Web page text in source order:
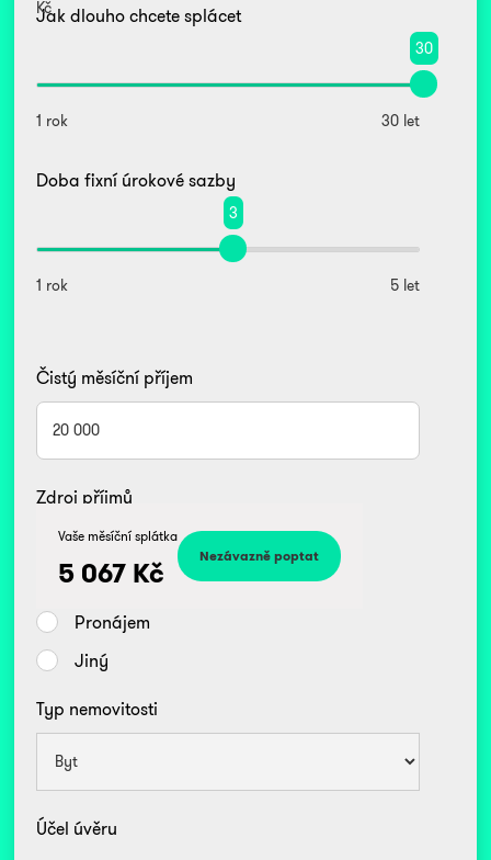
Kč
Jak dlouho chcete splácet
30
1 rok 30 let
Doba fixní úrokové sazby
3
1 rok 5 let
Čistý měsíční příjem
Vaše měsíční splátka
5 067 Kč
Zdroj příjmů
Zaměstnanec
Podnikatel/OSVČ
Pronájem
Jiný
Typ nemovitosti
Účel úvěru